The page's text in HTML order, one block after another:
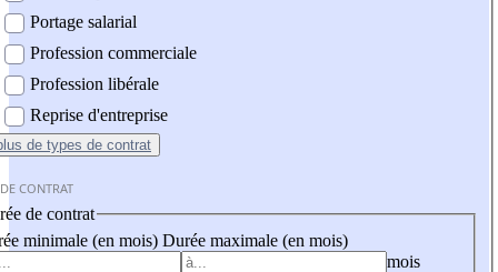
Portage salarial
Profession commerciale
Profession libérale
Reprise d'entreprise
de types de contrat
CONTRAT
de contrat
minimale (en mois) Durée maximale (en mois)
mois